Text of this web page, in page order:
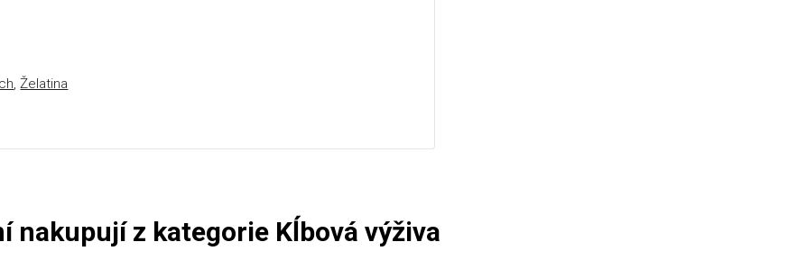
,Želatina
nakupují z kategorie Kĺbová výživa